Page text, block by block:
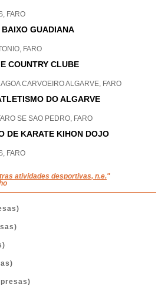
FARO
GUADIANA
FARO
COUNTRY CLUBE
CARVOEIRO ALGARVE, FARO
DO ALGARVE
SE SAO PEDRO, FARO
DE KARATE KIHON DOJO
FARO
atividades desportivas, n.e."